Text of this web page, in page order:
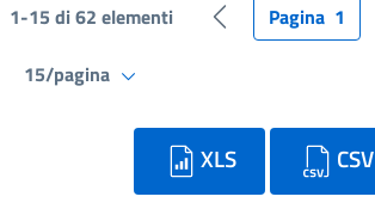
1-15 di 62 elementi Pagina precedente
Pagina 1
15/pagina
XLS CSV